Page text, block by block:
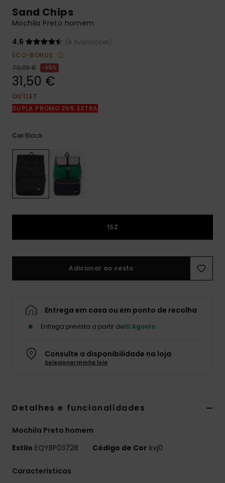
respostas
para as
contacto.
Sand Chips
Mochila Preto homem
4.6
(9 Avaliações)
ECO-BONUS
70,00 €
55%
31,50 €
OUTLET
DUPLA PROMO 25% EXTRA
Cor Black
1SZ
Adicionar ao cesto
Entrega em casa ou em ponto de recolha
Entrega prevista a partir de10 Agosto
Consulte a disponibilidade na loja
Selecionar minha loja
Detalhes e funcionalidades
Mochila Preto homem
Estilo EQYBP03728 Código de Cor kvj0
Características